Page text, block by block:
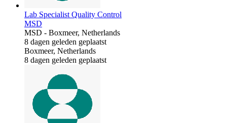
Lab Specialist Quality Control
MSD
MSD - Boxmeer, Netherlands
8 dagen geleden geplaatst
Boxmeer, Netherlands
8 dagen geleden geplaatst